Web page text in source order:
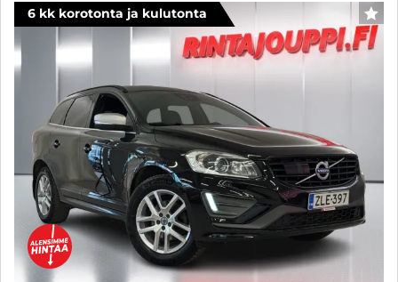
6 kk korotonta ja kulutonta